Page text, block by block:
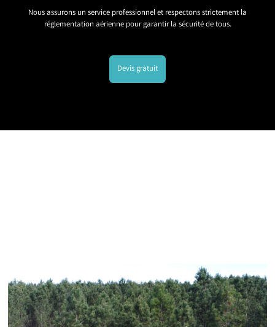
Nous assurons un service professionnel et respectons strictement la
réglementation aérienne pour garantir la sécurité de tous.
Devis gratuit